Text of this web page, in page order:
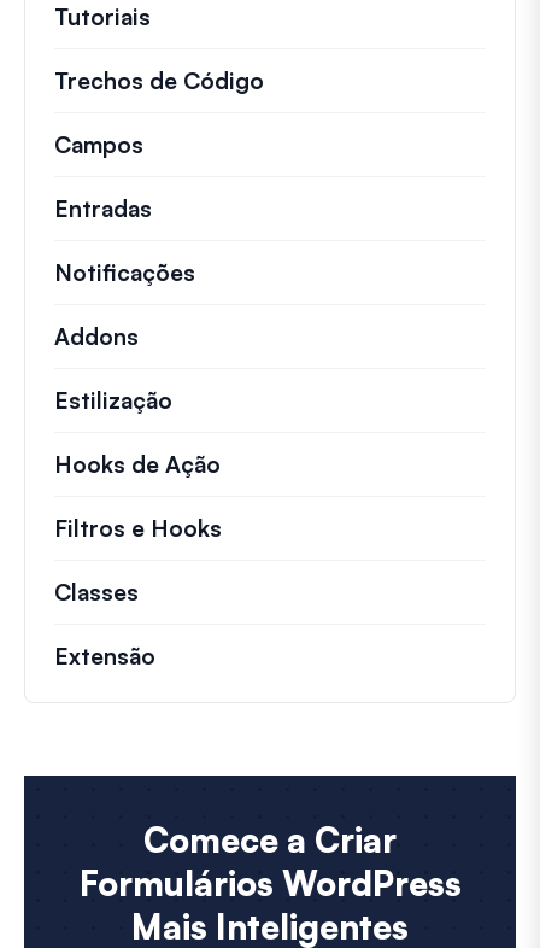
Tutoriais
Trechos de Código
Campos
Entradas
Notificações
Addons
Estilização
Hooks de Ação
Filtros e Hooks
Classes
Extensão
Comece a Criar
Formulários WordPress
Mais Inteligentes